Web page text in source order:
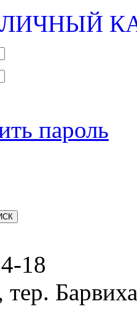
пароль
18
тер.